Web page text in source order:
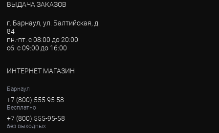
ВЫДАЧА ЗАКАЗОВ
г. Барнаул, ул. Балтийская, д.
84
пн.-пт. с 08:00 до 20:00
сб. с 09:00 до 16:00
ИНТЕРНЕТ МАГАЗИН
Барнаул
+7 (800) 555 95 58
Бесплатно
+7 (800) 555-95-58
без выходных